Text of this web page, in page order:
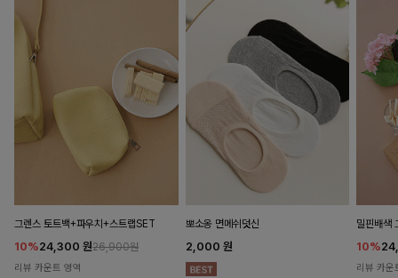
그렌스 토트백+파우치+스트랩SET
10%24,300 원26,900원
리뷰 카운트 영역
뽀소옹 면메쉬덧신
2,000 원
밀핀배색
10%
리뷰 카운